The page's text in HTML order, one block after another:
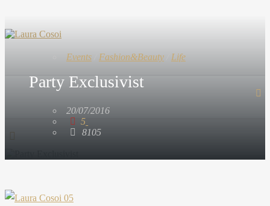
Events Fashion&Beauty Life
Party Exclusivist
20/07/2016
5
8105